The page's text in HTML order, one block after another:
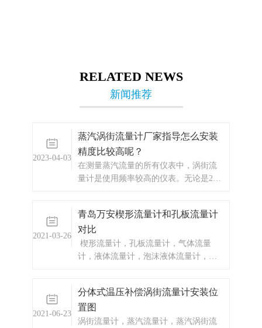
RELATED NEWS
新闻推荐
2023-04-03
蒸汽涡街流量计厂家指导怎么安装
精度比较高呢？
在测量蒸汽流量的所有仪表中，涡街流
量计是使用频率较高的仪表。无论是250
安装，让很多用户头疼。直管段预留多
少？温度压力是否需要？管道振动怎么
办？现在我们根据以上情况和大家聊聊
涡街流量计的安装注意事项。希望每一
支。1、LUGB应力式涡街流量计要合理
选择仪表安装位置和环境。 避开强
电力设备，高频设备，强电源开关设
2021-03-26
青岛万安楔形流量计和孔板流量计
对比
楔形流量计，孔板流量计，气体流量
计，液体流量计，泡沫液体流量计，颗
2021-06-23
分体式温压补偿涡街流量计安装位
置图
涡街流量计，蒸汽流量计，蒸汽涡街流